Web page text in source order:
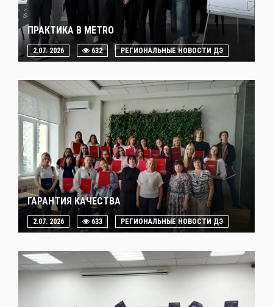
ПРАКТИКА В METRO
2.07. 2026 632 РЕГИОНАЛЬНЫЕ НОВОСТИ ДЭ
ГАРАНТИЯ КАЧЕСТВА
2.07. 2026 633 РЕГИОНАЛЬНЫЕ НОВОСТИ ДЭ